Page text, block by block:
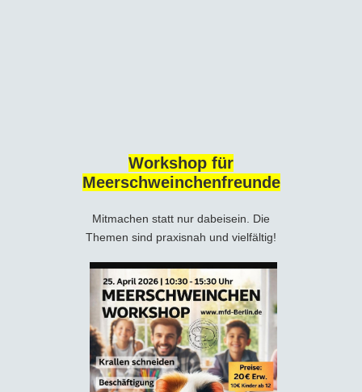
Workshop für
Meerschweinchenfreunde
Mitmachen statt nur dabeisein. Die
Themen sind praxisnah und vielfältig!